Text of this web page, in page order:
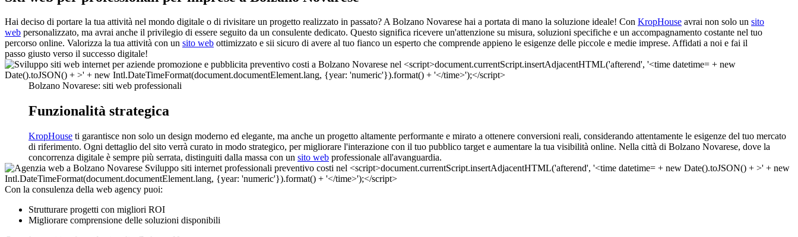
Hai deciso di portare la tua attività nel mondo digitale o di rivisitare un progetto realizzato in passato? A Bolzano Novarese hai a portata di mano la soluzione ideale! Con KropHouse avrai non solo un sito
web personalizzato, ma avrai anche il privilegio di essere seguito da un consulente dedicato. Questo significa ricevere un'attenzione su misura, soluzioni specifiche e un accompagnamento costante nel tuo
percorso online. Valorizza la tua attività con un sito web ottimizzato e sii sicuro di avere al tuo fianco un esperto che comprende appieno le esigenze delle piccole e medie imprese. Affidati a noi e fai il
passo giusto verso il successo digitale!
Bolzano Novarese: siti web professionali
Funzionalità strategica
KropHouse ti garantisce non solo un design moderno ed elegante, ma anche un progetto altamente performante e mirato a ottenere conversioni reali, considerando attentamente le esigenze del tuo mercato
di riferimento. Ogni dettaglio del sito verrà curato in modo strategico, per migliorare l'interazione con il tuo pubblico target e aumentare la tua visibilità online. Nella città di Bolzano Novarese, dove la
concorrenza digitale è sempre più serrata, distinguiti dalla massa con un sito web professionale all'avanguardia.
Con la consulenza della web agency puoi:
Strutturare progetti con migliori ROI
Migliorare comprensione delle soluzioni disponibili